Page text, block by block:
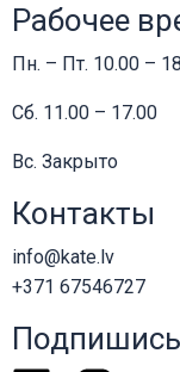
Рабочее
Пн. – Пт. 10.00 –
Сб. 11.00 – 17.00
Вс. Закрыто
Контакты
info@kate.lv
+371 67546727